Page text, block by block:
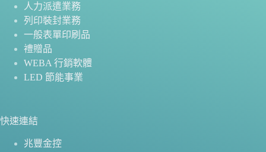
人力派遣業務
列印裝封業務
一般表單印刷品
禮贈品
WEBA 行銷軟體
LED 節能事業
快速連結
兆豐金控